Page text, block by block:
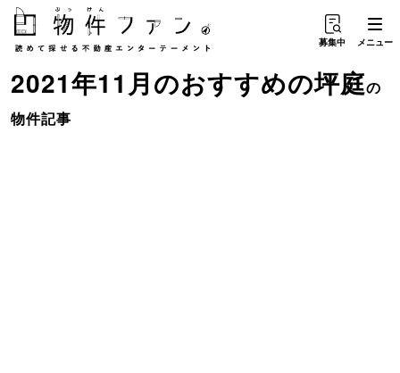
募集中 メニュー
2021年11月のおすすめの坪庭の
物件記事